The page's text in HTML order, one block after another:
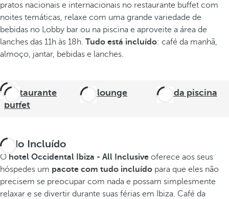
pratos nacionais e internacionais no restaurante buffet com
noites temáticas, relaxe com uma grande variedade de
bebidas no Lobby bar ou na piscina e aproveite a área de
lanches das 11h às 18h. Tudo está incluído: café da manhã,
almoço, jantar, bebidas e lanches.
Restaurante
buffet
Bar lounge Bar da piscina
Tudo Incluído
O hotel Occidental Ibiza - All Inclusive oferece aos seus
hóspedes um pacote com tudo incluído para que eles não
precisem se preocupar com nada e possam simplesmente
relaxar e se divertir durante suas férias em Ibiza. Café da